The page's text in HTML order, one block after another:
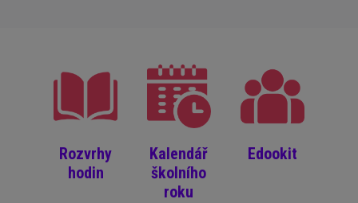
Rozvrhy
hodin
Kalendář
školního
roku
Edookit